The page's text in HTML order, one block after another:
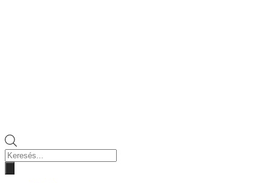
Products
search